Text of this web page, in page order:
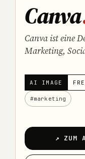
Canva
Canva ist eine
Marketing,
Grafikdesign-
AI IMAGE
#marketing
↗ ZUM